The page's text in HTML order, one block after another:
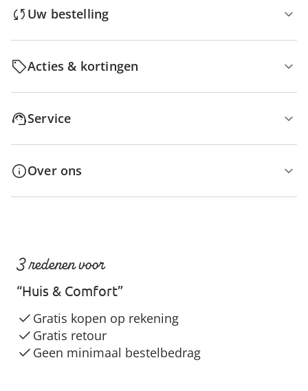
Uw bestelling
Acties & kortingen
Service
Over ons
3 redenen voor
“Huis & Comfort”
Gratis kopen op rekening
Gratis retour
Geen minimaal bestelbedrag